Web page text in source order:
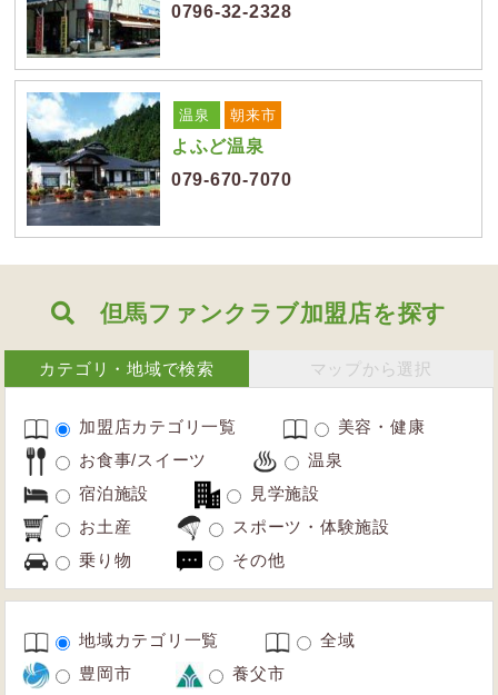
0796-32-2328
温泉 朝来市
よふど温泉
079-670-7070
但馬ファンクラブ加盟店を探す
カテゴリ・地域で検索 マップから選択
加盟店カテゴリ一覧
美容・健康
お食事/スイーツ
温泉
宿泊施設
見学施設
お土産
スポーツ・体験施設
乗り物
その他
地域カテゴリ一覧
全域
豊岡市
養父市